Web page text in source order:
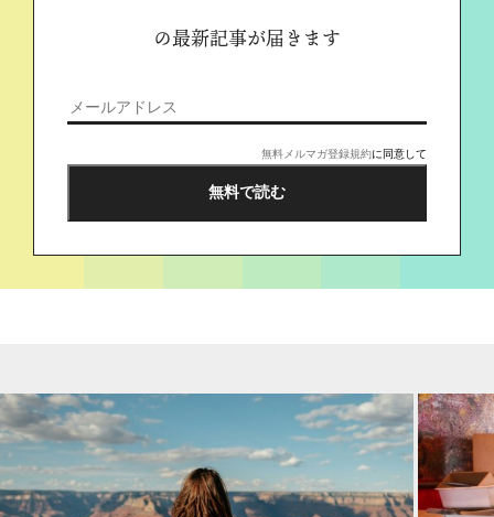
の最新記事が届きます
無料メルマガ登録規約に同意して